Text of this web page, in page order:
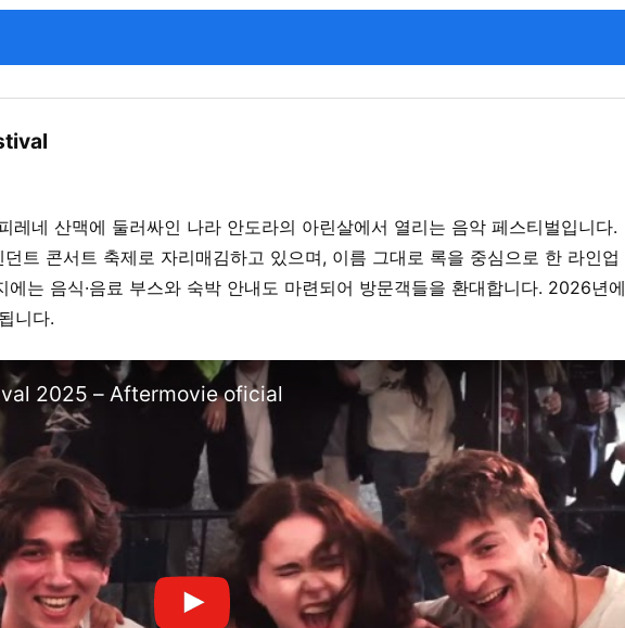
네 산맥에 둘러싸인 나라 안도라의 아린살에서 열리는 음악 페스티벌입니다.
트 콘서트 축제로 자리매김하고 있으며, 이름 그대로 록을 중심으로 한 라인업
에는 음식·음료 부스와 숙박 안내도 마련되어 방문객들을 환대합니다. 2026년에
니다.
2025 – Aftermovie oficial